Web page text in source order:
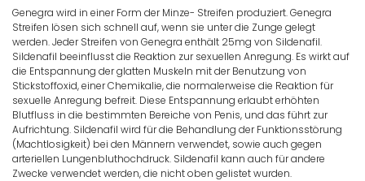
Genegra wird in einer Form der Minze- Streifen produziert. Genegra
Streifen lösen sich schnell auf, wenn sie unter die Zunge gelegt
werden. Jeder Streifen von Genegra enthält 25mg von Sildenafil.
Sildenafil beeinflusst die Reaktion zur sexuellen Anregung. Es wirkt auf
die Entspannung der glatten Muskeln mit der Benutzung von
Stickstoffoxid, einer Chemikalie, die normalerweise die Reaktion für
sexuelle Anregung befreit. Diese Entspannung erlaubt erhöhten
Blutfluss in die bestimmten Bereiche von Penis, und das führt zur
Aufrichtung. Sildenafil wird für die Behandlung der Funktionsstörung
(Machtlosigkeit) bei den Männern verwendet, sowie auch gegen
arteriellen Lungenbluthochdruck. Sildenafil kann auch für andere
Zwecke verwendet werden, die nicht oben gelistet wurden.